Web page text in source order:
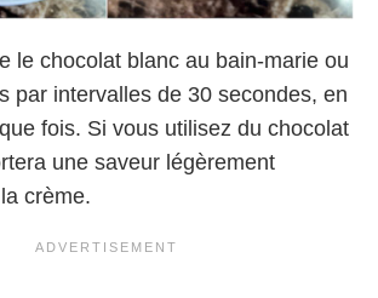
le chocolat blanc au bain-marie ou
par intervalles de 30 secondes, en
fois. Si vous utilisez du chocolat
une saveur légèrement
crème.